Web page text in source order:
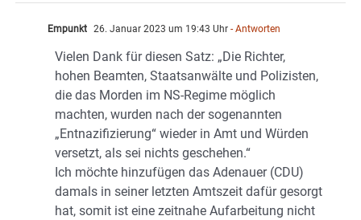
Empunkt 26. Januar 2023 um 19:43 Uhr - Antworten
Vielen Dank für diesen Satz: „Die Richter,
hohen Beamten, Staatsanwälte und Polizisten,
die das Morden im NS-Regime möglich
machten, wurden nach der sogenannten
„Entnazifizierung“ wieder in Amt und Würden
versetzt, als sei nichts geschehen.“
Ich möchte hinzufügen das Adenauer (CDU)
damals in seiner letzten Amtszeit dafür gesorgt
hat, somit ist eine zeitnahe Aufarbeitung nicht